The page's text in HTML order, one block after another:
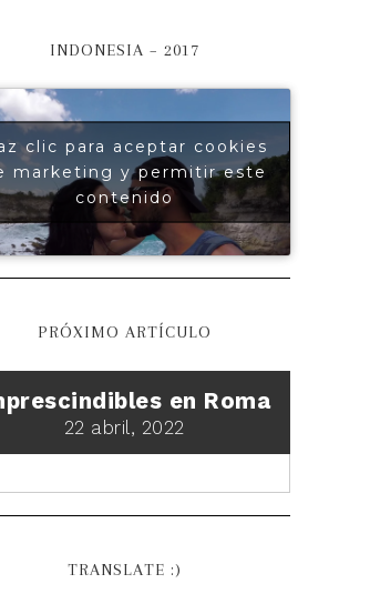
INDONESIA – 2017
clic para aceptar cookies
marketing y permitir este
contenido
PRÓXIMO ARTÍCULO
en Roma
22 abril, 2022
TRANSLATE :)